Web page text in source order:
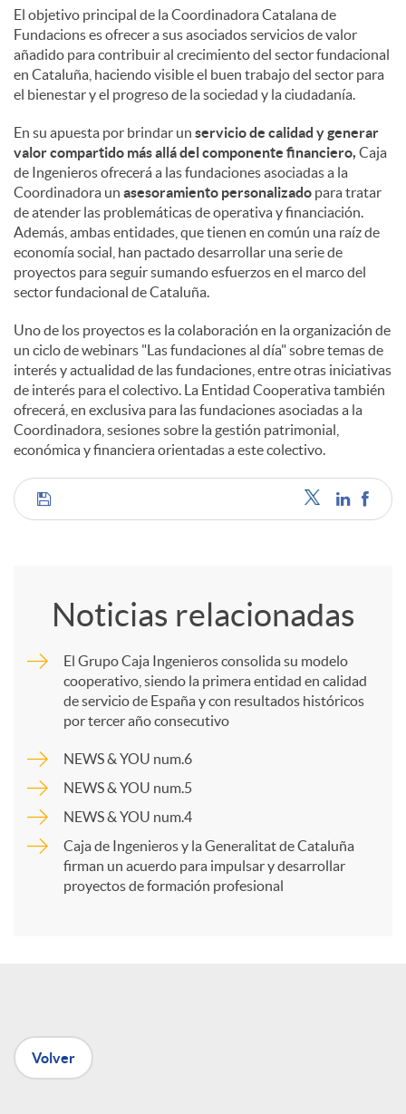
El objetivo principal de la Coordinadora Catalana de
Fundacions es ofrecer a sus asociados servicios de valor
añadido para contribuir al crecimiento del sector fundacional
en Cataluña, haciendo visible el buen trabajo del sector para
el bienestar y el progreso de la sociedad y la ciudadanía.
En su apuesta por brindar un servicio de calidad y generar
valor compartido más allá del componente financiero, Caja
de Ingenieros ofrecerá a las fundaciones asociadas a la
Coordinadora un asesoramiento personalizado para tratar
de atender las problemáticas de operativa y financiación.
Además, ambas entidades, que tienen en común una raíz de
economía social, han pactado desarrollar una serie de
proyectos para seguir sumando esfuerzos en el marco del
sector fundacional de Cataluña.
Uno de los proyectos es la colaboración en la organización de
un ciclo de webinars "Las fundaciones al día" sobre temas de
interés y actualidad de las fundaciones, entre otras iniciativas
de interés para el colectivo. La Entidad Cooperativa también
ofrecerá, en exclusiva para las fundaciones asociadas a la
Coordinadora, sesiones sobre la gestión patrimonial,
económica y financiera orientadas a este colectivo.
C
a
r
e
Noticias relacionadas
El Grupo Caja Ingenieros consolida su modelo
cooperativo, siendo la primera entidad en calidad
de servicio de España y con resultados históricos
por tercer año consecutivo
NEWS & YOU num.6
NEWS & YOU num.5
NEWS & YOU num.4
Caja de Ingenieros y la Generalitat de Cataluña
firman un acuerdo para impulsar y desarrollar
proyectos de formación profesional
Volver